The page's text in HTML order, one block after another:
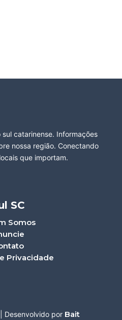
catarinense. Informações
nossa região. Conectando
que importam.
SC
Somos
Privacidade
Desenvolvido por Bait